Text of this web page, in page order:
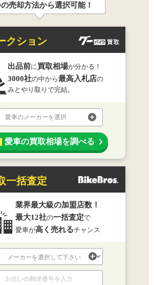
の売却方法から選択可能！
クション
出品前に 買取相場が分かる！
3000社の中から最高入札店の
みとやり取りで完結。
愛車のメーカーを選択
愛車の買取相場を調べる
一括査定
業界最大級の加盟店数！
最大12社の一括査定で
愛車が高く売れるチャンス